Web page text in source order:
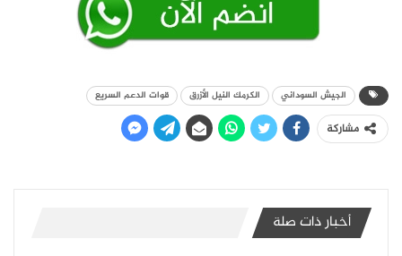
الجيش السوداني الكرمك النيل الأزرق قوات الدعم السريع
مشاركة
أخبار ذات صلة